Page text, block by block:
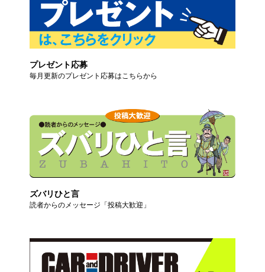
プレゼント応募
毎月更新のプレゼント応募はこちらから
ズバリひと言
読者からのメッセージ「投稿大歓迎」